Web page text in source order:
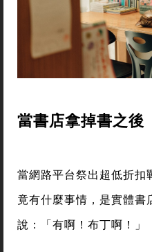
當書店拿掉書之後
當網路平台祭出超低折扣
竟有什麼事情，是實體書
說：「有啊！布丁啊！」